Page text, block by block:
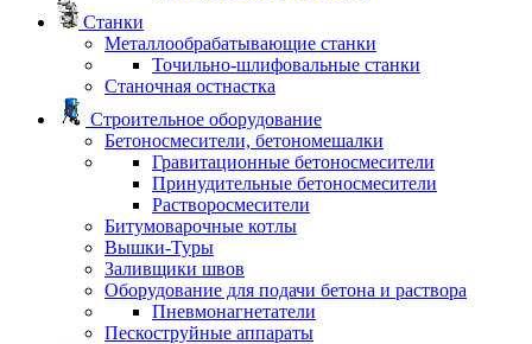
Станки
Металлообрабатывающие станки
Точильно-шлифовальные станки
Станочная остнастка
Строительное оборудование
Бетоносмесители, бетономешалки
Гравитационные бетоносмесители
Принудительные бетоносмесители
Растворосмесители
Битумоварочные котлы
Вышки-Туры
Заливщики швов
Оборудование для подачи бетона и раствора
Пневмонагнетатели
Пескоструйные аппараты